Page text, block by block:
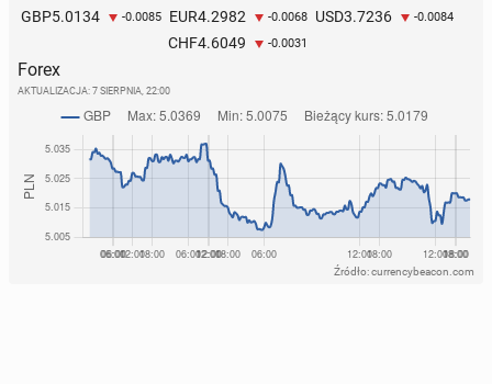
GBP5.0134 -0.0085 EUR4.2982 -0.0068 USD3.7236 -0.0084
CHF4.6049 -0.0031
Forex
AKTUALIZACJA: 7 SIERPNIA, 22:00
Źródło: currencybeacon.com